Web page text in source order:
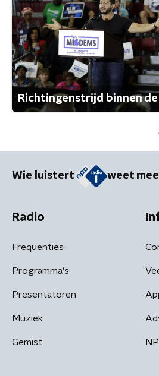
Richtingenstrijd binnen
Wie luistert weet
Radio
Frequenties
Programma's
Presentatoren
Muziek
Gemist